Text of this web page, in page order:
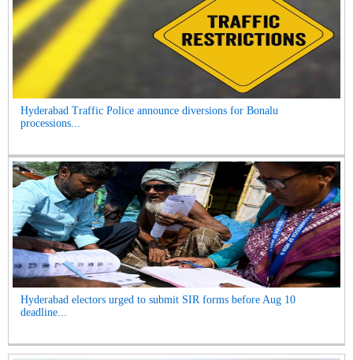
Hyderabad Traffic Police announce diversions for Bonalu
processions...
Hyderabad electors urged to submit SIR forms before Aug 10
deadline...